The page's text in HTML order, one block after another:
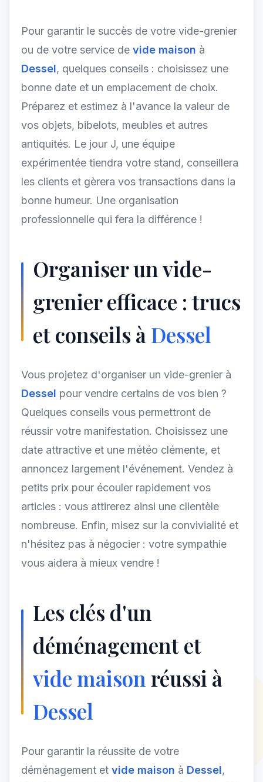
Pour garantir le succès de votre vide-grenier
ou de votre service de vide maison à
Dessel, quelques conseils : choisissez une
bonne date et un emplacement de choix.
Préparez et estimez à l'avance la valeur de
vos objets, bibelots, meubles et autres
antiquités. Le jour J, une équipe
expérimentée tiendra votre stand, conseillera
les clients et gèrera vos transactions dans la
bonne humeur. Une organisation
professionnelle qui fera la différence !
Organiser un vide-
grenier efficace : trucs
et conseils àDessel
Vous projetez d'organiser un vide-grenier à
Dessel pour vendre certains de vos bien ?
Quelques conseils vous permettront de
réussir votre manifestation. Choisissez une
date attractive et une météo clémente, et
annoncez largement l'événement. Vendez à
petits prix pour écouler rapidement vos
articles : vous attirerez ainsi une clientèle
nombreuse. Enfin, misez sur la convivialité et
n'hésitez pas à négocier : votre sympathie
vous aidera à mieux vendre !
Les clés d'un
déménagement et
vide maison réussi à
Dessel
Pour garantir la réussite de votre
déménagement et vide maison à Dessel,